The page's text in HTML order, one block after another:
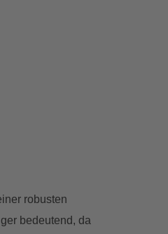
robusten
bedeutend, da